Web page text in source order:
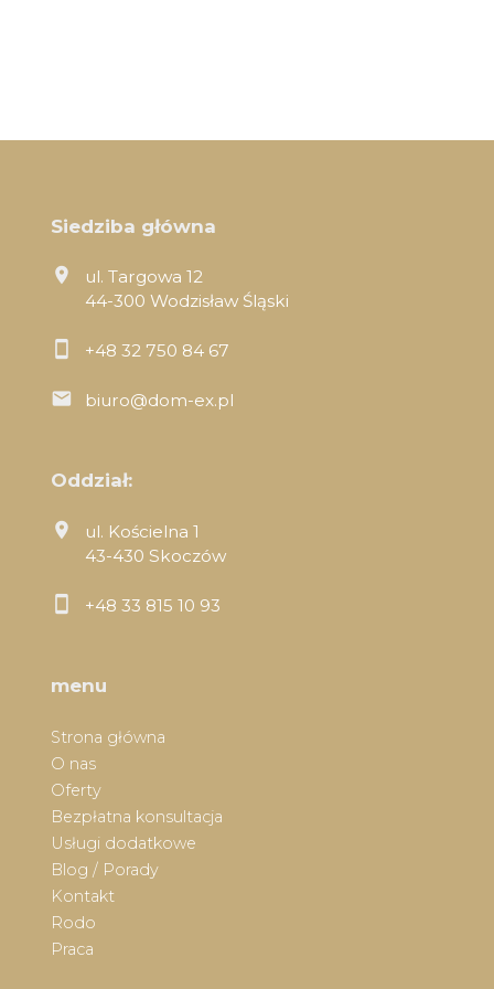
Siedziba główna
ul. Targowa 12
44-300 Wodzisław Śląski
+48 32 750 84 67
biuro@dom-ex.pl
Oddział:
ul. Kościelna 1
43-430 Skoczów
+48 33 815 10 93
menu
Strona główna
O nas
Oferty
Bezpłatna konsultacja
Usługi dodatkowe
Blog / Porady
Kontakt
Rodo
Praca